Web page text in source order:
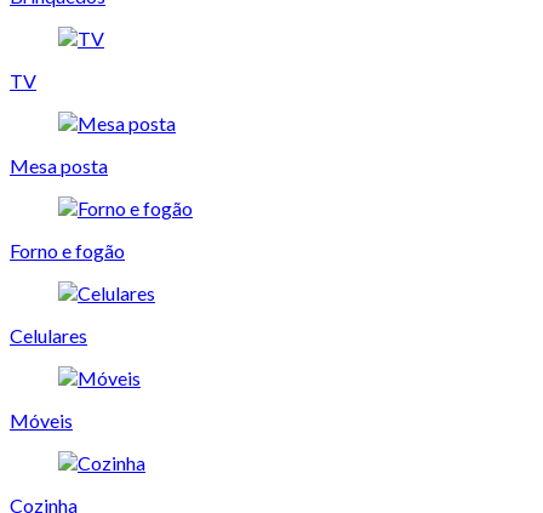
TV
Mesa posta
Forno e fogão
Celulares
Móveis
Cozinha